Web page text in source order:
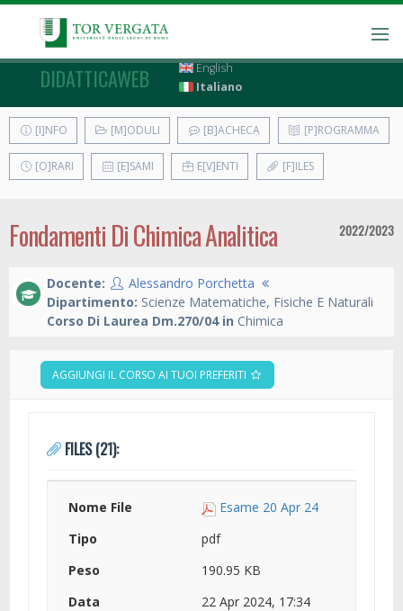
DIDATTICAWEB
English
Italiano
[I]NFO [M]ODULI [B]ACHECA [P]ROGRAMMA
[O]RARI [E]SAMI E[V]ENTI [F]ILES
Fondamenti Di Chimica Analitica 2022/2023
Docente:
Alessandro Porchetta
Dipartimento: Scienze Matematiche, Fisiche E Naturali
Corso Di Laurea Dm.270/04 in Chimica
AGGIUNGI IL CORSO AI TUOI PREFERITI
FILES (21):
Esame 20 Apr 24
pdf
190.95 KB
22 Apr 2024, 17:34